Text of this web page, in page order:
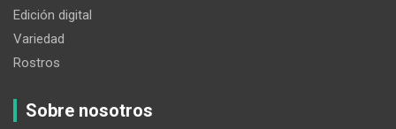
Edición digital
Variedad
Rostros
Sobre nosotros